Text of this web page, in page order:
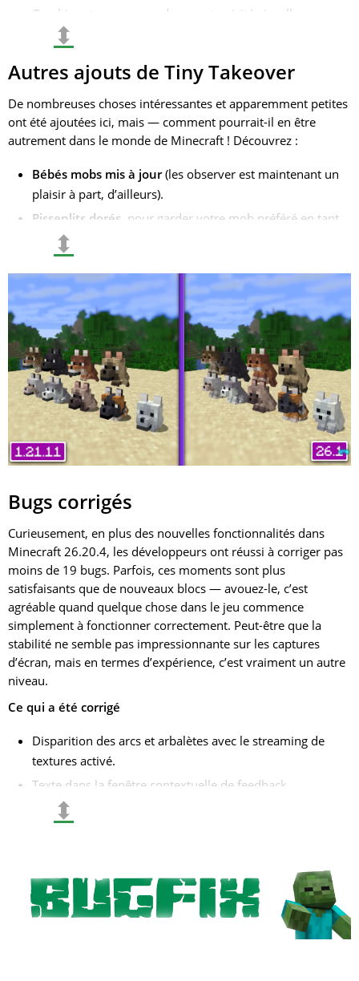
Combinent ressources, danger et unicité visuelle.
⬍
Autres ajouts de Tiny Takeover
De nombreuses choses intéressantes et apparemment petites
ont été ajoutées ici, mais — comment pourrait-il en être
autrement dans le monde de Minecraft ! Découvrez :
Bébés mobs mis à jour(les observer est maintenant un
plaisir à part, d’ailleurs).
Pissenlits dorés , pour garder votre mob préféré en tant
que bébé pour toujours — qui n’en aurait pas besoin ?.
pas seulement par chance spéciale, mais simplement
prendre et nommer votre animal comme vous le
souhaitez.
Un nouvel outil inhabituel pour le bloc musical —
trompette; quelqu’un a-t-il déjà réussi à jouer quelque
chose de significatif avec ?
⬍
Bugs corrigés
Curieusement, en plus des nouvelles fonctionnalités dans
Minecraft 26.20.4, les développeurs ont réussi à corriger pas
moins de 19 bugs. Parfois, ces moments sont plus
satisfaisants que de nouveaux blocs — avouez-le, c’est
agréable quand quelque chose dans le jeu commence
simplement à fonctionner correctement. Peut-être que la
stabilité ne semble pas impressionnante sur les captures
d’écran, mais en termes d’expérience, c’est vraiment un autre
niveau.
Ce qui a été corrigé
Disparition des arcs et arbalètes avec le streaming de
textures activé.
Texte dans la fenêtre contextuelle de feedback.
Sous-titres manquants pour les bébés mobs.
blocs adjacents.
Exécution de la commande/loot
Transmission d’impulsions entre les wagonnets.
⬍